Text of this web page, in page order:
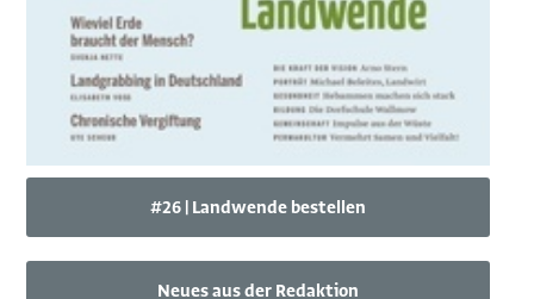
#26 | Landwende bestellen
Neues aus der Redaktion